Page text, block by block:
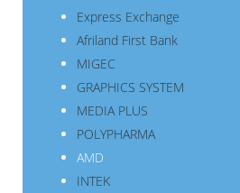
Express Exchange
Afriland First Bank
MIGEC
GRAPHICS SYSTEM
MEDIA PLUS
POLYPHARMA
AMD
INTEK